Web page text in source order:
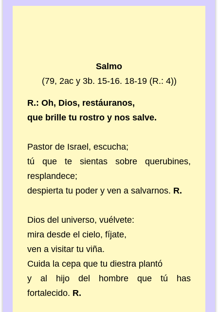
Salmo
(79, 2ac y 3b. 15-16. 18-19 (R.: 4))
R.: Oh, Dios, restáuranos,
que brille tu rostro y nos salve.
Pastor de Israel, escucha;
tú que te sientas sobre querubines,
resplandece;
despierta tu poder y ven a salvarnos. R.
Dios del universo, vuélvete:
mira desde el cielo, fíjate,
ven a visitar tu viña.
Cuida la cepa que tu diestra plantó
y al hijo del hombre que tú has
fortalecido. R.